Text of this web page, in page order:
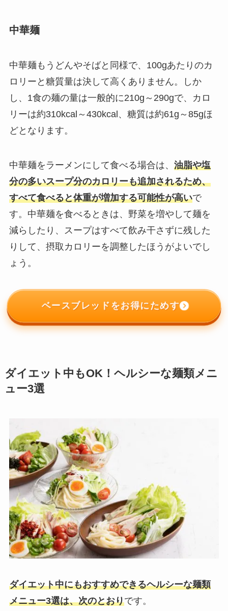
中華麺
中華麺もうどんやそばと同様で、100gあたりのカ
ロリーと糖質量は決して高くありません。しか
し、1食の麺の量は一般的に210g～290gで、カロ
リーは約310kcal～430kcal、糖質は約61g～85gほ
どとなります。
中華麺をラーメンにして食べる場合は、 油脂や塩
分の多いスープ分のカロリーも追加されるため、
すべて食べると体重が増加する可能性が高いで
す。中華麺を食べるときは、野菜を増やして麺を
減らしたり、スープはすべて飲み干さずに残した
りして、摂取カロリーを調整したほうがよいでし
ょう。
ベースブレッドをお得にためす
ダイエット中もOK！ヘルシーな麺類メニ
ュー3選
ダイエット中にもおすすめできるヘルシーな麺類
メニュー3選は、次のとおりです。